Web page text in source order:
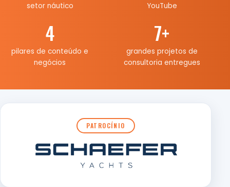
setor náutico
YouTube
4
pilares de conteúdo e
negócios
7+
grandes projetos de
consultoria entregues
PATROCÍNIO